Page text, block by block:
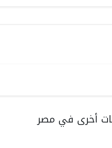
أخرى في مصر